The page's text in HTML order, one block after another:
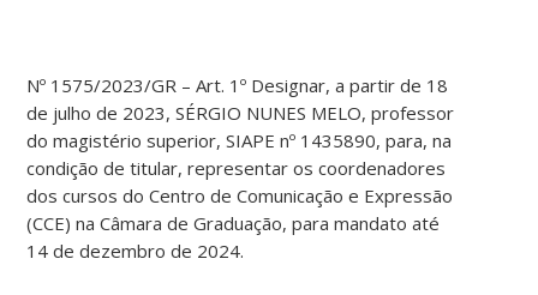
Nº 1575/2023/GR – Art. 1º Designar, a partir de 18
de julho de 2023, SÉRGIO NUNES MELO, professor
do magistério superior, SIAPE nº 1435890, para, na
condição de titular, representar os coordenadores
dos cursos do Centro de Comunicação e Expressão
(CCE) na Câmara de Graduação, para mandato até
14 de dezembro de 2024.